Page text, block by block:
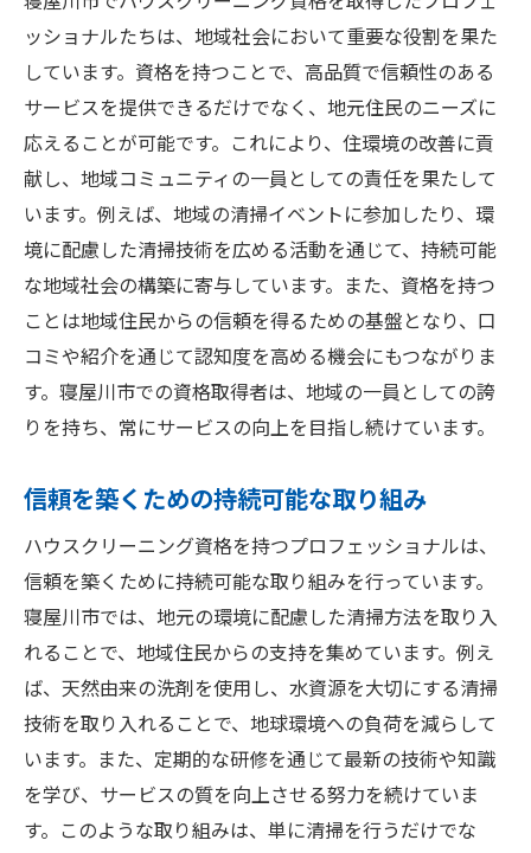
ッショナルたちは、地域社会において重要な役割を果た
しています。資格を持つことで、高品質で信頼性のある
サービスを提供できるだけでなく、地元住民のニーズに
応えることが可能です。これにより、住環境の改善に貢
献し、地域コミュニティの一員としての責任を果たして
います。例えば、地域の清掃イベントに参加したり、環
境に配慮した清掃技術を広める活動を通じて、持続可能
な地域社会の構築に寄与しています。また、資格を持つ
ことは地域住民からの信頼を得るための基盤となり、口
コミや紹介を通じて認知度を高める機会にもつながりま
す。寝屋川市での資格取得者は、地域の一員としての誇
りを持ち、常にサービスの向上を目指し続けています。
信頼を築くための持続可能な取り組み
ハウスクリーニング資格を持つプロフェッショナルは、
信頼を築くために持続可能な取り組みを行っています。
寝屋川市では、地元の環境に配慮した清掃方法を取り入
れることで、地域住民からの支持を集めています。例え
ば、天然由来の洗剤を使用し、水資源を大切にする清掃
技術を取り入れることで、地球環境への負荷を減らして
います。また、定期的な研修を通じて最新の技術や知識
を学び、サービスの質を向上させる努力を続けていま
す。このような取り組みは、単に清掃を行うだけでな